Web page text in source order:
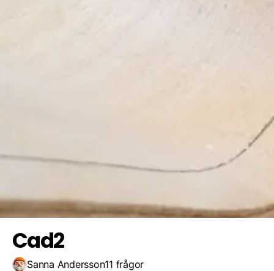
Bindemedel/stärkelse, billigt, återvinns, sträv, porös, färg
Termoplast, hård, randig yta, färg, elastisk
Cad2
Sanna Andersson11 frågor